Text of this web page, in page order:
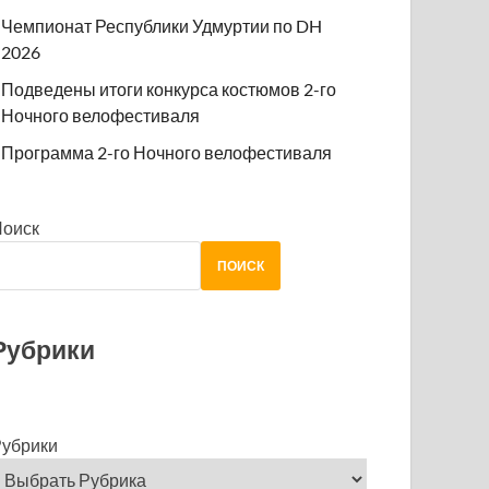
Чемпионат Республики Удмуртии по DH
2026
Подведены итоги конкурса костюмов 2-го
Ночного велофестиваля
Программа 2-го Ночного велофестиваля
ПОИСК